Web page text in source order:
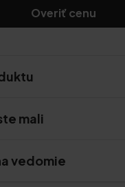
Overiť cenu
mali
vedomie